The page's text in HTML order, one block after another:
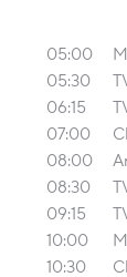
05:00
05:30
06:15
07:00
08:00
08:30
09:15
10:00
10:30